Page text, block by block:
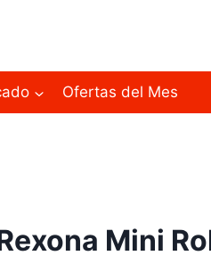
Ofertas del Mes
Mini